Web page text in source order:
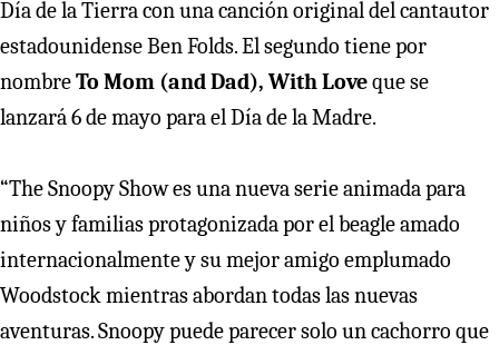
Día de la Tierra con una canción original del cantautor
estadounidense Ben Folds. El segundo tiene por
nombreTo Mom (and Dad), With Loveque se
lanzará 6 de mayo para el Día de la Madre.
“The Snoopy Show es una nueva serie animada para
niños y familias protagonizada por el beagle amado
internacionalmente y su mejor amigo emplumado
Woodstock mientras abordan todas las nuevas
aventuras. Snoopy puede parecer solo un cachorro que